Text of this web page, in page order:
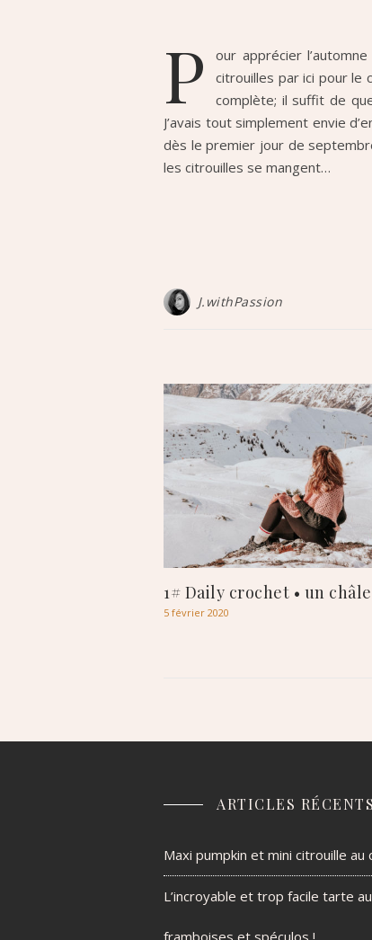
P
our apprécier
citrouilles par ici pour le
complète; il suffit de
J’avais tout simplement envie
dès le premier jour de
les citrouilles se mangent…
J.withPassion
1# Daily crochet • un
5 février 2020
ARTICLES RÉCENTS
Maxi pumpkin et mini citrouille au
L’incroyable et trop facile tarte
framboises et spéculos !